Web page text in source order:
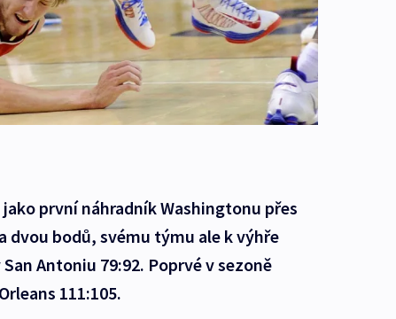
první náhradník Washingtonu přes
dvou bodů, svému týmu ale k výhře
Antoniu 79:92. Poprvé v sezoně
111:105.